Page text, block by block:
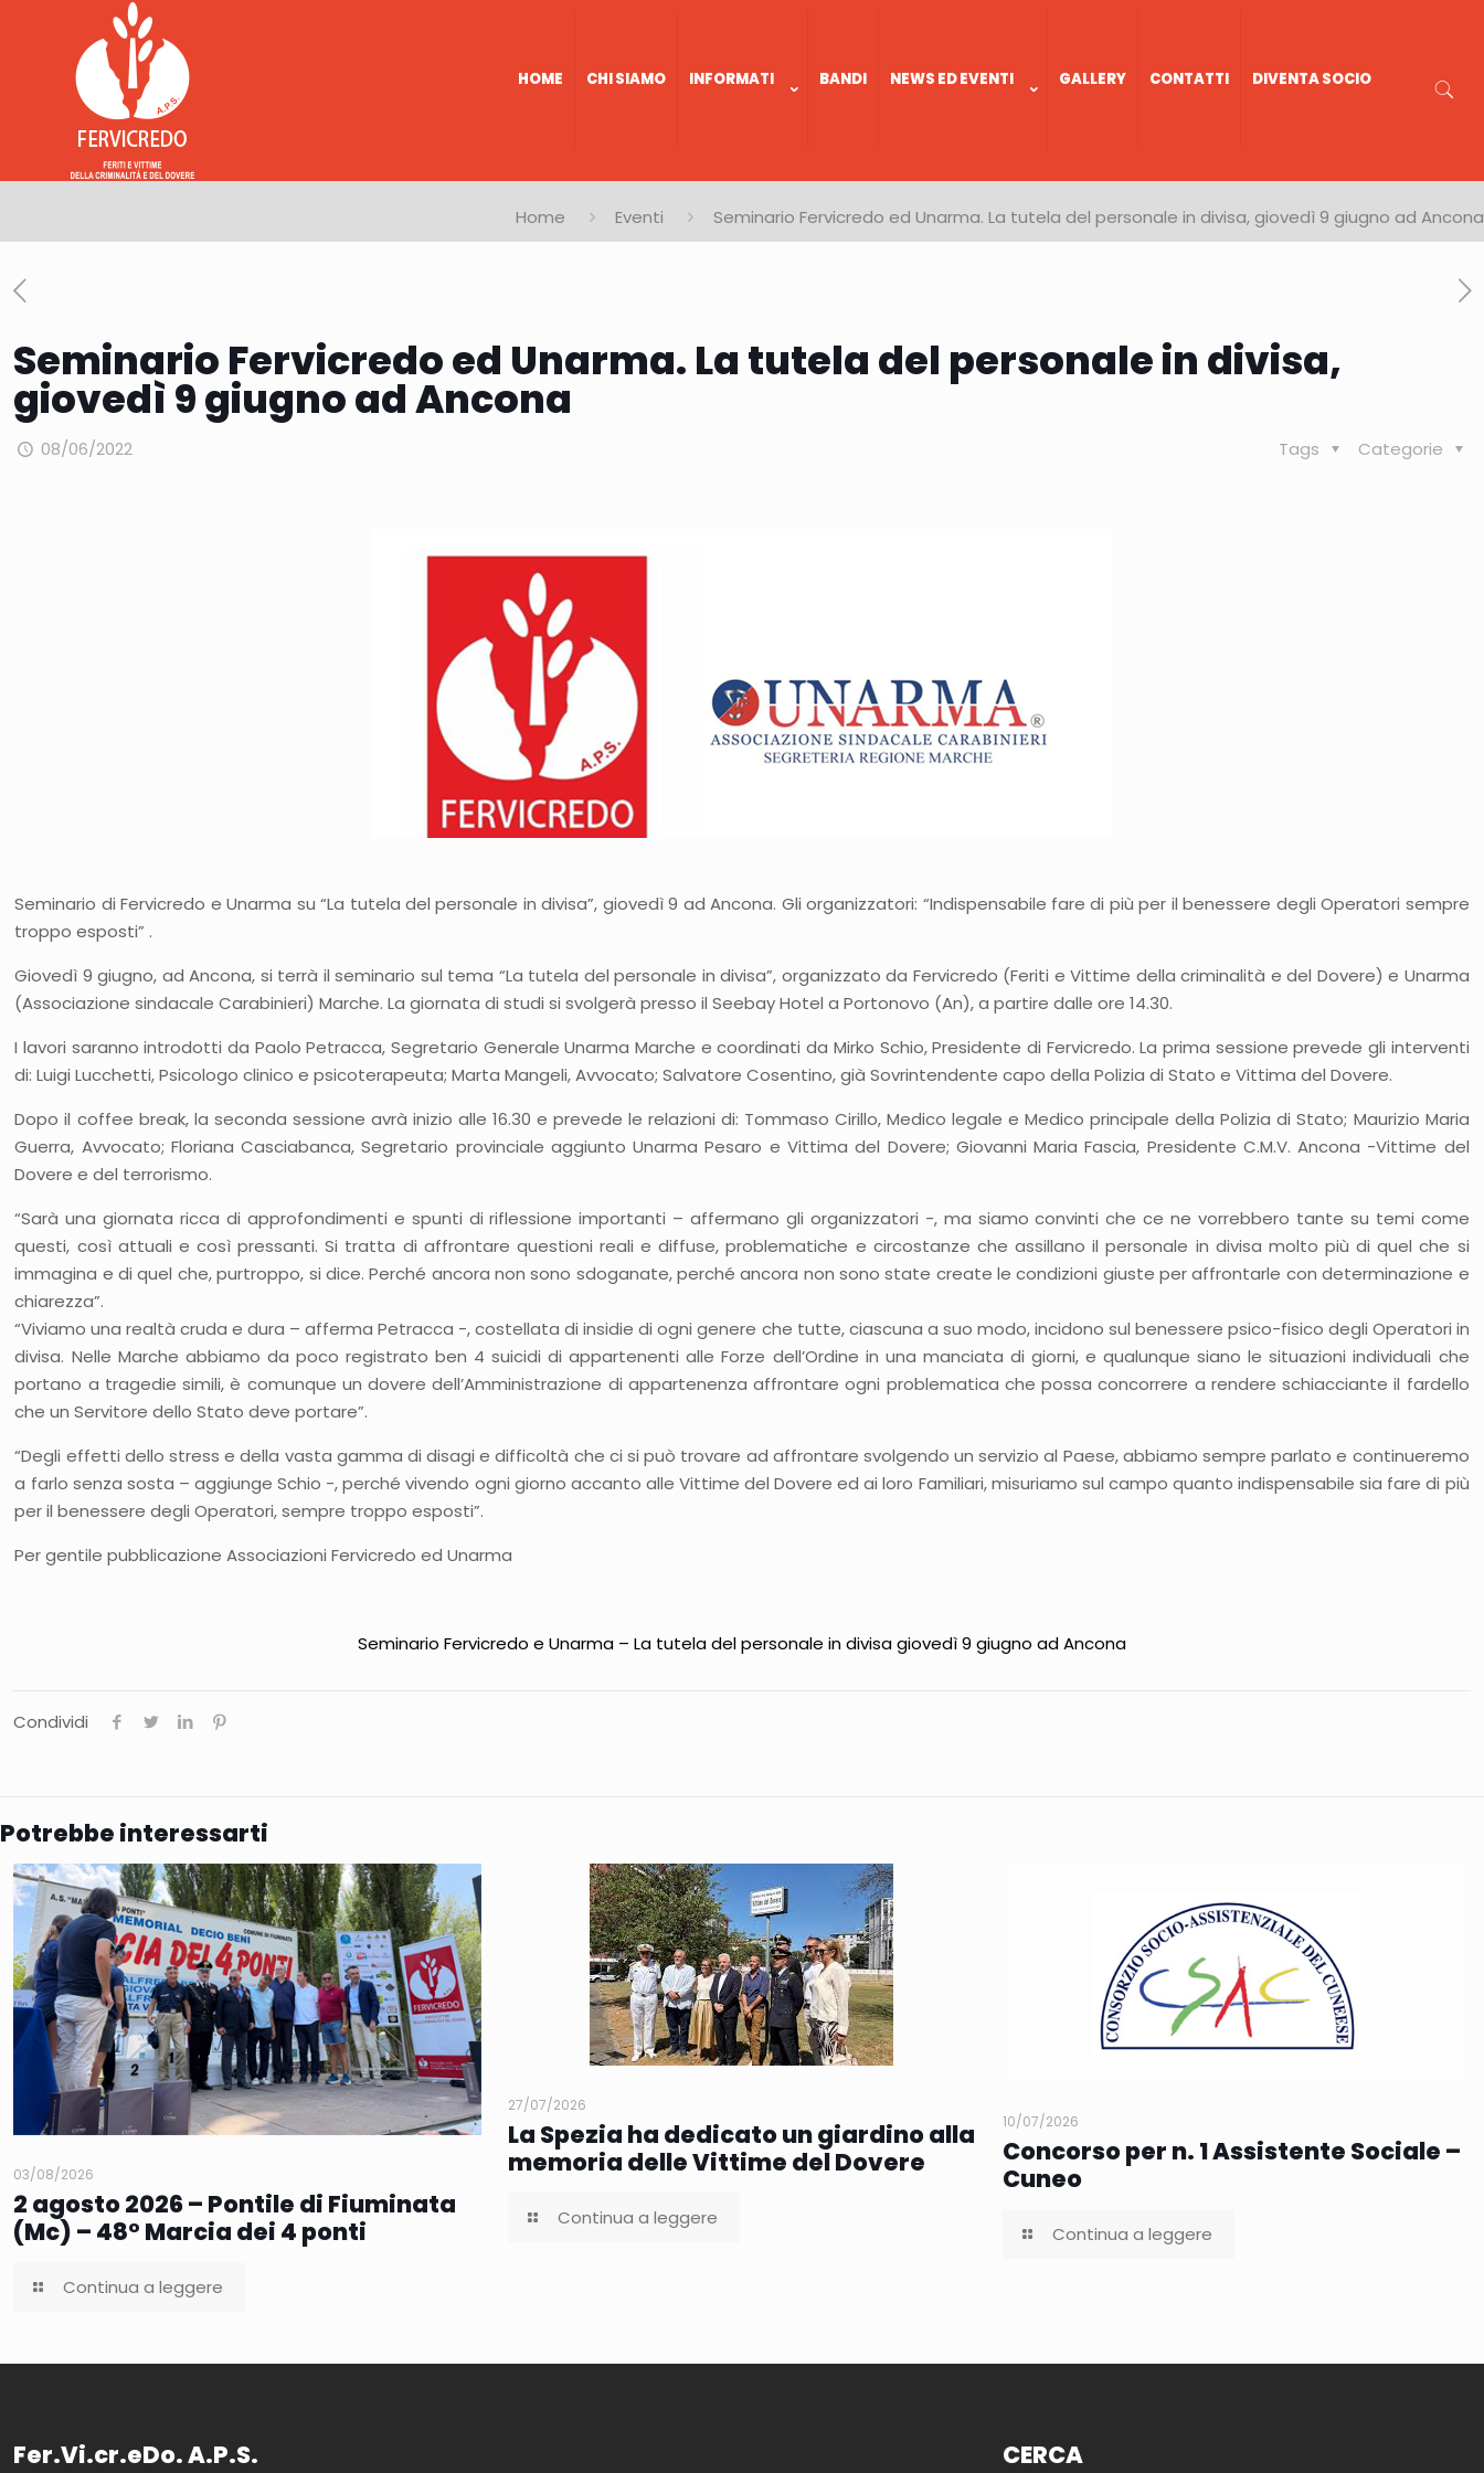
HOME CHI SIAMO INFORMATI BANDI NEWS ED EVENTI GALLERY CONTATTI DIVENTA SOCIO
Home Eventi Seminario Fervicredo ed Unarma. La tutela del personale in divisa, giovedì 9 giugno ad Ancona
Seminario Fervicredo ed Unarma. La tutela del personale in divisa,
giovedì 9 giugno ad Ancona
08/06/2022 Categorie
Tags
Seminario di Fervicredo e Unarma su “La tutela del personale in divisa”, giovedì 9 ad Ancona. Gli organizzatori: “Indispensabile fare di più per il benessere degli Operatori sempre
troppo esposti” .
Giovedì 9 giugno, ad Ancona, si terrà il seminario sul tema “La tutela del personale in divisa”, organizzato da Fervicredo (Feriti e Vittime della criminalità e del Dovere) e Unarma
(Associazione sindacale Carabinieri) Marche. La giornata di studi si svolgerà presso il Seebay Hotel a Portonovo (An), a partire dalle ore 14.30.
I lavori saranno introdotti da Paolo Petracca, Segretario Generale Unarma Marche e coordinati da Mirko Schio, Presidente di Fervicredo. La prima sessione prevede gli interventi
di: Luigi Lucchetti, Psicologo clinico e psicoterapeuta; Marta Mangeli, Avvocato; Salvatore Cosentino, già Sovrintendente capo della Polizia di Stato e Vittima del Dovere.
Dopo il coffee break, la seconda sessione avrà inizio alle 16.30 e prevede le relazioni di: Tommaso Cirillo, Medico legale e Medico principale della Polizia di Stato; Maurizio Maria
Guerra, Avvocato; Floriana Casciabanca, Segretario provinciale aggiunto Unarma Pesaro e Vittima del Dovere; Giovanni Maria Fascia, Presidente C.M.V. Ancona -Vittime del
Dovere e del terrorismo.
“Sarà una giornata ricca di approfondimenti e spunti di riflessione importanti – affermano gli organizzatori -, ma siamo convinti che ce ne vorrebbero tante su temi come
questi, così attuali e così pressanti. Si tratta di affrontare questioni reali e diffuse, problematiche e circostanze che assillano il personale in divisa molto più di quel che si
immagina e di quel che, purtroppo, si dice. Perché ancora non sono sdoganate, perché ancora non sono state create le condizioni giuste per affrontarle con determinazione e
chiarezza”.
“Viviamo una realtà cruda e dura – afferma Petracca -, costellata di insidie di ogni genere che tutte, ciascuna a suo modo, incidono sul benessere psico-fisico degli Operatori in
divisa. Nelle Marche abbiamo da poco registrato ben 4 suicidi di appartenenti alle Forze dell’Ordine in una manciata di giorni, e qualunque siano le situazioni individuali che
portano a tragedie simili, è comunque un dovere dell’Amministrazione di appartenenza affrontare ogni problematica che possa concorrere a rendere schiacciante il fardello
che un Servitore dello Stato deve portare”.
“Degli effetti dello stress e della vasta gamma di disagi e difficoltà che ci si può trovare ad affrontare svolgendo un servizio al Paese, abbiamo sempre parlato e continueremo
a farlo senza sosta – aggiunge Schio -, perché vivendo ogni giorno accanto alle Vittime del Dovere ed ai loro Familiari, misuriamo sul campo quanto indispensabile sia fare di più
per il benessere degli Operatori, sempre troppo esposti”.
Per gentile pubblicazione Associazioni Fervicredo ed Unarma
Seminario Fervicredo e Unarma – La tutela del personale in divisa giovedì 9 giugno ad Ancona
Condividi
Potrebbe interessarti
03/08/2026
2 agosto 2026 – Pontile di Fiuminata
(Mc) – 48° Marcia dei 4 ponti
Continua a leggere
27/07/2026
La Spezia ha dedicato un giardino alla
memoria delle Vittime del Dovere
Continua a leggere
10/07/2026
Concorso per n. 1 Assistente Sociale –
Cuneo
Continua a leggere
Fer.Vi.cr.eDo. A.P.S. CERCA